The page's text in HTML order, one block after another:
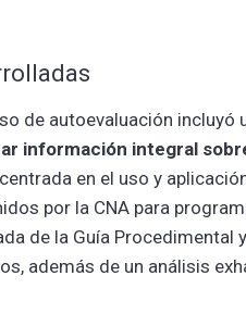
de autoevaluación incluyó
información integral
en el uso y
por la CNA para
de la Guía Procedimental
además de un análisis